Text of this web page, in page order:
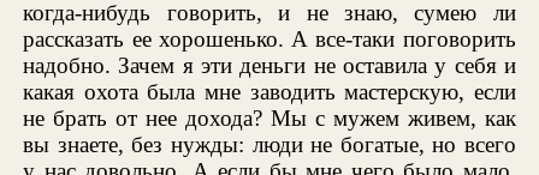
когда-нибудь говорить, и не знаю, сумею ли
рассказать ее хорошенько. А все-таки поговорить
надобно. Зачем я эти деньги не оставила у себя и
какая охота была мне заводить мастерскую, если
не брать от нее дохода? Мы с мужем живем, как
вы знаете, без нужды: люди не богатые, но всего